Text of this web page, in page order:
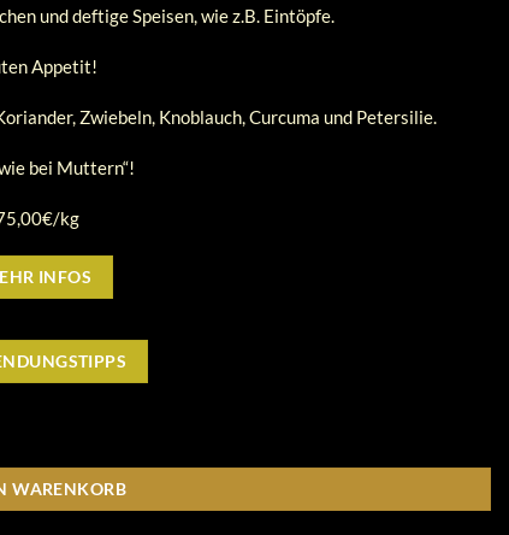
und deftige Speisen, wie z.B. Eintöpfe.
Appetit!
Zwiebeln, Knoblauch, Curcuma und Petersilie.
bei Muttern“!
kg
INFOS
WARENKORB